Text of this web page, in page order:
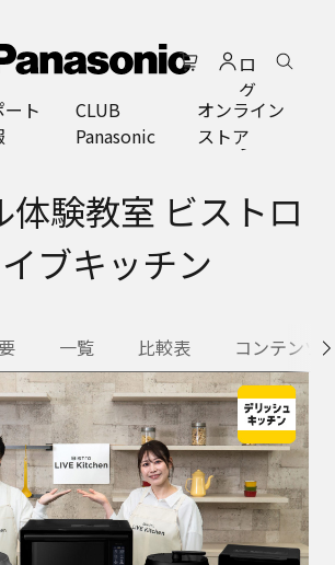
ロ
グ
イ
ン
ト
CLUB
Panasonic
オンライン
ストア
体験教室 ビストロ
ブキッチン
一覧 比較表 コンテンツ